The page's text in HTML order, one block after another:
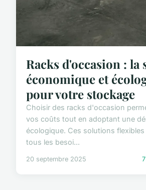
Racks d'occasion : la
économique et
pour votre stockage
Choisir des racks d'occasion
vos coûts tout en adoptant une
écologique. Ces solutions
tous les besoi...
20 septembre 2025